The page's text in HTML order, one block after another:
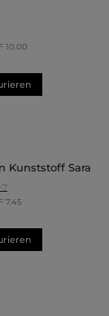
10.00
Bewertung von
Kunststoff Sara
7
7.45
Bewertung von